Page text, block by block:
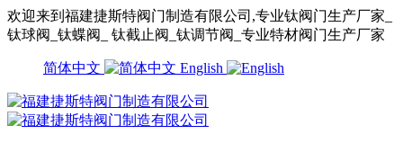
欢迎来到福建捷斯特阀门制造有限公司,专业钛阀门生产厂家_
钛球阀_钛蝶阀_ 钛截止阀_钛调节阀_专业特材阀门生产厂家
简体中文 English